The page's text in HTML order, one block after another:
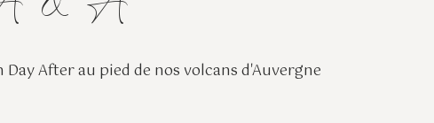
After au pied de nos volcans d'Auvergne